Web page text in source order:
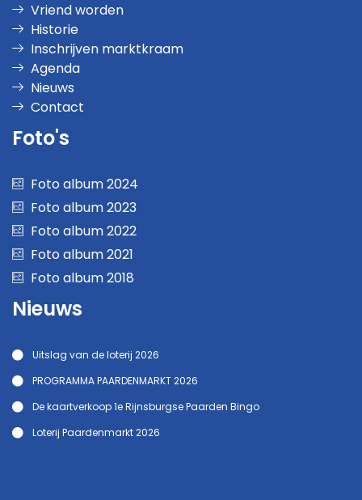
Vriend worden
Historie
Inschrijven marktkraam
Agenda
Nieuws
Contact
Foto's
Foto album 2024
Foto album 2023
Foto album 2022
Foto album 2021
Foto album 2018
Nieuws
Uitslag van de loterij 2026
PROGRAMMA PAARDENMARKT 2026
De kaartverkoop 1e Rijnsburgse Paarden Bingo
Loterij Paardenmarkt 2026